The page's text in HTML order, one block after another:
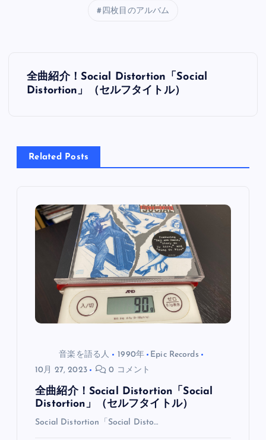
四枚目のアルバム
投
稿
ビ
全曲紹介！Social Distortion「Social
Distortion」（セルフタイトル）
Related Posts
音楽を語る人 1990年
Epic Records
10月 27, 2023
0 コメント
全曲紹介！Social Distortion「Social
Distortion」（セルフタイトル）
Social Distortion「Social Disto…